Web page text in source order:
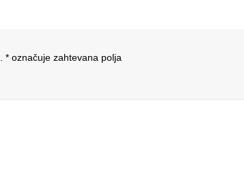
* označuje zahtevana polja